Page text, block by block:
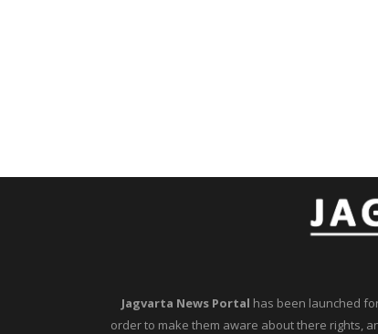
Jagvarta News Portal has been launched
order to make them aware about there rights,